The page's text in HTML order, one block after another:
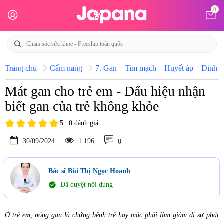
0
Trang chủ Cẩm nang 7. Gan – Tim mạch – Huyết áp – Dinh
Mát gan cho trẻ em - Dấu hiệu nhận
biết gan của trẻ không khỏe
5 | 0 đánh giá
30/09/2024 1.196 0
Bác sĩ Bùi Thị Ngọc Hoanh
check_circle Đã duyệt nội dung
Ở trẻ em, nóng gan là chứng bệnh trẻ hay mắc phải làm giảm đi sự phát